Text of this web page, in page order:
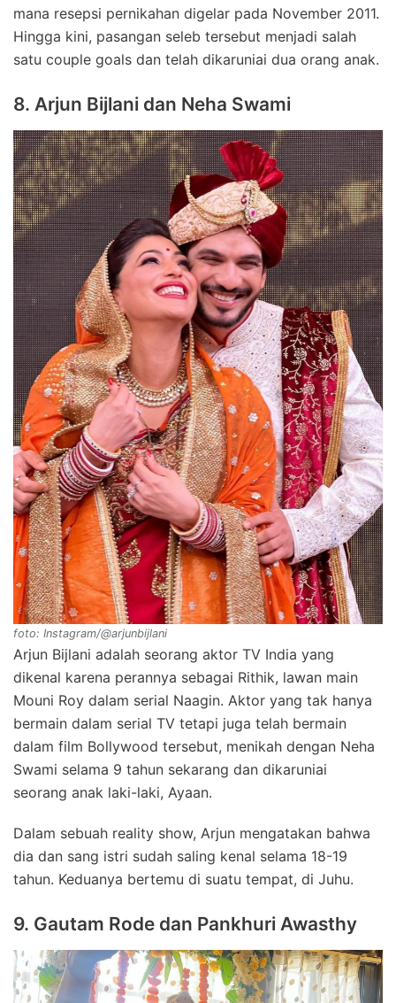
mana resepsi pernikahan digelar pada November 2011.
Hingga kini, pasangan seleb tersebut menjadi salah
satu couple goals dan telah dikaruniai dua orang anak.
8. Arjun Bijlani dan Neha Swami
foto: Instagram/@arjunbijlani
Arjun Bijlani adalah seorang aktor TV India yang
dikenal karena perannya sebagai Rithik, lawan main
Mouni Roy dalam serial Naagin. Aktor yang tak hanya
bermain dalam serial TV tetapi juga telah bermain
dalam film Bollywood tersebut, menikah dengan Neha
Swami selama 9 tahun sekarang dan dikaruniai
seorang anak laki-laki, Ayaan.
Dalam sebuah reality show, Arjun mengatakan bahwa
dia dan sang istri sudah saling kenal selama 18-19
tahun. Keduanya bertemu di suatu tempat, di Juhu.
9. Gautam Rode dan Pankhuri Awasthy